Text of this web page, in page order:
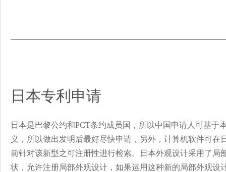
日本专利申请
日本是巴黎公约和PCT条约成员国，所以中国申请人可基
义，所以做出发明后最好尽快申请，另外，计算机软件可
前针对该新型之可注册性进行检索。日本外观设计采用了
状，允许注册局部外观设计，如果运用这种新的局部外观